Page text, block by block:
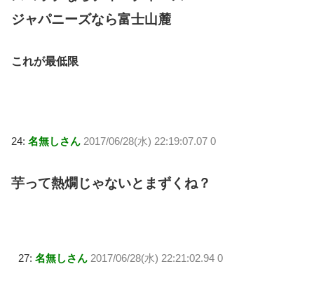
ジャパニーズなら富士山麓
これが最低限
24: 名無しさん 2017/06/28(水) 22:19:07.07 0
芋って熱燗じゃないとまずくね？
27: 名無しさん 2017/06/28(水) 22:21:02.94 0